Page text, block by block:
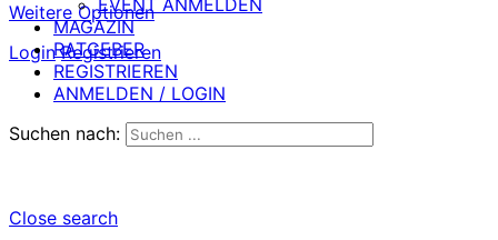
Weitere Optionen
Login Registrieren
EVENT ANMELDEN
MAGAZIN
RATGEBER
REGISTRIEREN
ANMELDEN / LOGIN
Suchen nach:
Close search